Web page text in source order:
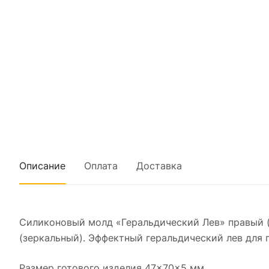
Описание Оплата Доставка
Силиконовый молд «Геральдический Лев»
(зеркальный). Эффектный геральдический лев для